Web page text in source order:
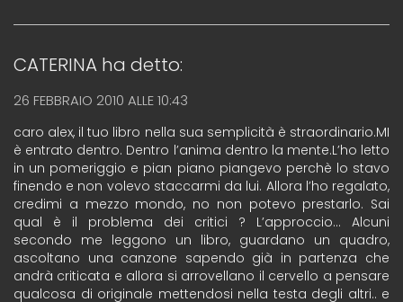
CATERINA ha detto:
26 FEBBRAIO 2010 ALLE 10:43
caro alex, il tuo libro nella sua semplicità è straordinario.MI
è entrato dentro. Dentro l’anima dentro la mente.L’ho letto
in un pomeriggio e pian piano piangevo perchè lo stavo
finendo e non volevo staccarmi da lui. Allora l’ho regalato,
credimi a mezzo mondo, no non potevo prestarlo. Sai
qual è il problema dei critici ? L’approccio… Alcuni
secondo me leggono un libro, guardano un quadro,
ascoltano una canzone sapendo già in partenza che
andrà criticata e allora si arrovellano il cervello a pensare
qualcosa di originale mettendosi nella testa degli altri.. e